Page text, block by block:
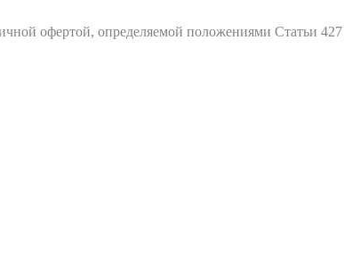
офертой, определяемой положениями Статьи